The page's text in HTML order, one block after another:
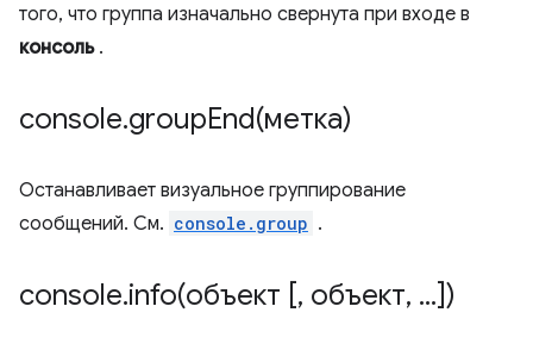
того, что группа изначально свернута при входе в
консоль.
console.groupEnd(метка)
Останавливает визуальное группирование
сообщений. См. console.group .
console.info(объект [, объект, ...])